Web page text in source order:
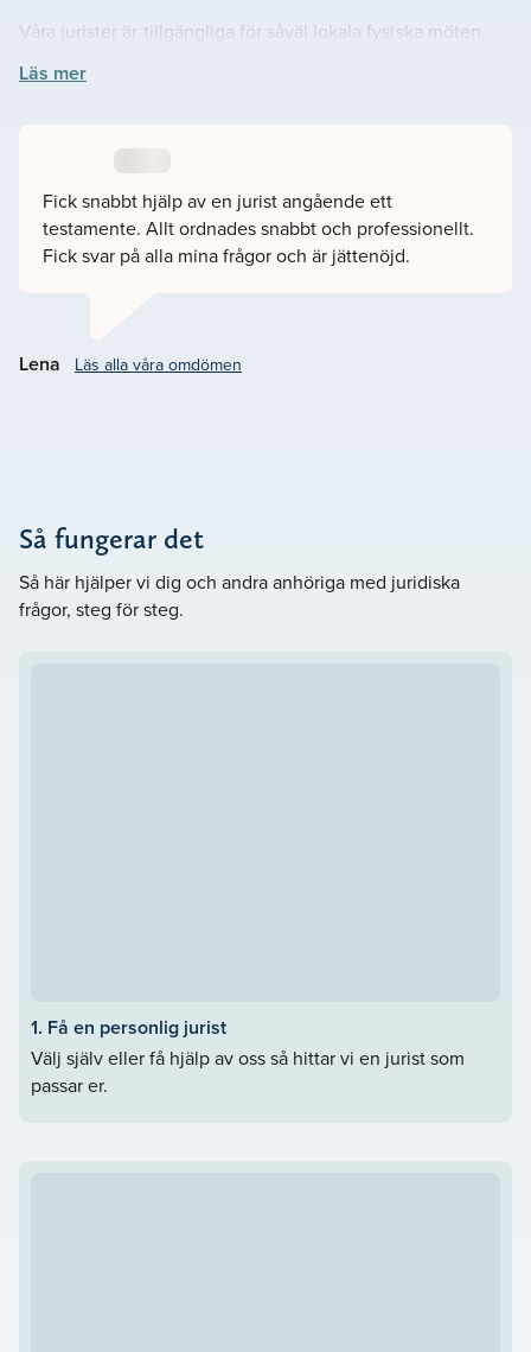
Våra jurister är tillgängliga för såväl lokala fysiska möten,
det som passar dig bäst.
Du kan själva välja jurist på hemsidan som du tycker passar
ditt ärende. Du kan läsa juristens omdömen, se deras
schema, bakgrund och utbildning. Om du hellre vill hjälper
vi till att koppla ihop dig med en jurist som passar, fyll då i
vårt kontaktformulär så hör vi av oss snarast möjligt.
Läs mer
Fick snabbt hjälp av en jurist angående ett
testamente. Allt ordnades snabbt och professionellt.
Fick svar på alla mina frågor och är jättenöjd.
Lena Läs alla våra omdömen
Så fungerar det
Så här hjälper vi dig och andra anhöriga med juridiska
frågor, steg för steg.
1. Få en personlig jurist
Välj själv eller få hjälp av oss så hittar vi en jurist som
passar er.